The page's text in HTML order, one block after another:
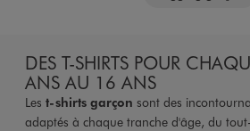
DES T-SHIRTS POUR
ANS AU 16 ANS
Les t-shirts garçon sont des
adaptés à chaque tranche d'âge, du